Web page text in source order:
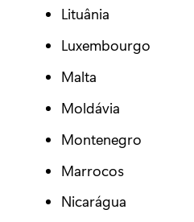
Lituânia
Luxembourgo
Malta
Moldávia
Montenegro
Marrocos
Nicarágua